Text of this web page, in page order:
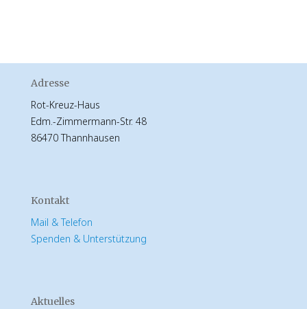
Adresse
Rot-Kreuz-Haus
Edm.-Zimmermann-Str. 48
86470 Thannhausen
Kontakt
Mail & Telefon
Spenden & Unterstützung
Aktuelles